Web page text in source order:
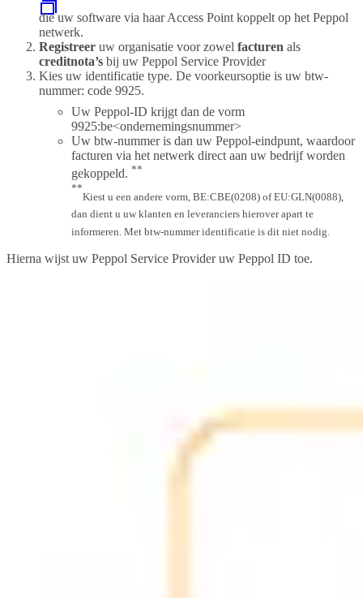
die uw software via haar Access Point koppelt op het Peppol
netwerk.
Registreer uw organisatie voor zowel facturen als
creditnota’s bij uw Peppol Service Provider
Kies uw identificatie type. De voorkeursoptie is uw btw-
nummer: code 9925.
Uw Peppol-ID krijgt dan de vorm
9925:be<ondernemingsnummer>
Uw btw-nummer is dan uw Peppol-eindpunt, waardoor
facturen via het netwerk direct aan uw bedrijf worden
gekoppeld. **
**
Kiest u een andere vorm, BE:CBE(0208) of EU:GLN(0088),
dan dient u uw klanten en leveranciers hierover apart te
informeren. Met btw-nummer identificatie is dit niet nodig.
Hierna wijst uw Peppol Service Provider uw Peppol ID toe.